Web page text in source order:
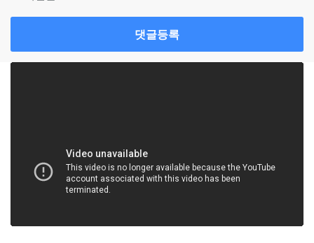
댓글등록